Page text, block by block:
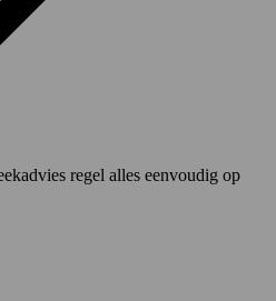
regel alles eenvoudig op